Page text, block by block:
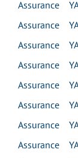
Assurance
Assurance
Assurance
Assurance
Assurance
Assurance
Assurance
Assurance